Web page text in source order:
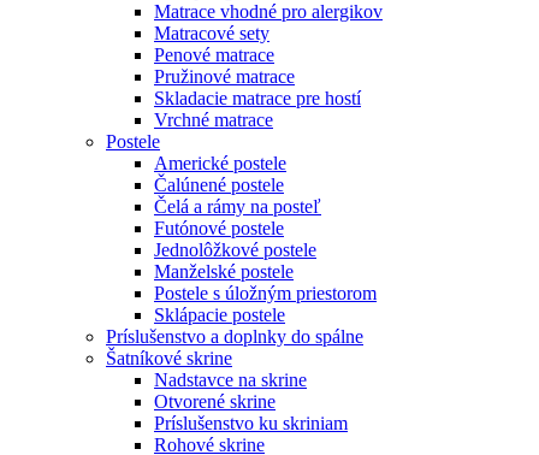
Matrace vhodné pro alergikov
Matracové sety
Penové matrace
Pružinové matrace
Skladacie matrace pre hostí
Vrchné matrace
Postele
Americké postele
Čalúnené postele
Čelá a rámy na posteľ
Futónové postele
Jednolôžkové postele
Manželské postele
Postele s úložným priestorom
Sklápacie postele
Príslušenstvo a doplnky do spálne
Šatníkové skrine
Nadstavce na skrine
Otvorené skrine
Príslušenstvo ku skriniam
Rohové skrine